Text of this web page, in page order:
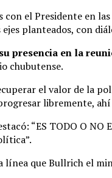
el Presidente en
planteados, con
presencia en la
chubutense.
el valor de la
libremente,
“ES TODO O
línea que Bullrich el